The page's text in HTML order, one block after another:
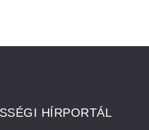
HÍRPORTÁL